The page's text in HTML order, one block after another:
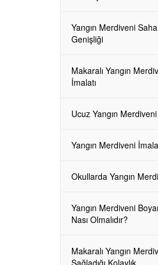
Yangın Merdiveni
Genişliği
Makaralı Yangın
İmalatı
Ucuz Yangın Merdiveni
Yangın Merdiveni
Okullarda Yangın
Yangın Merdiveni
Nası Olmalıdır?
Makaralı Yangın